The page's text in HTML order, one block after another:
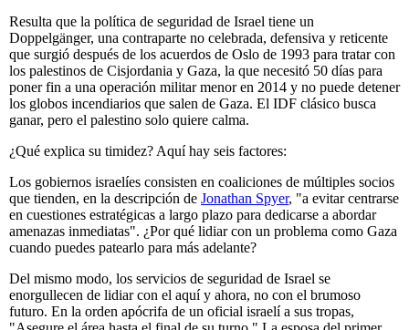
Resulta que la política de seguridad de Israel tiene un
Doppelgänger, una contraparte no celebrada, defensiva y reticente
que surgió después de los acuerdos de Oslo de 1993 para tratar con
los palestinos de Cisjordania y Gaza, la que necesitó 50 días para
poner fin a una operación militar menor en 2014 y no puede detener
los globos incendiarios que salen de Gaza. El IDF clásico busca
ganar, pero el palestino solo quiere calma.
¿Qué explica su timidez? Aquí hay seis factores:
Los gobiernos israelíes consisten en coaliciones de múltiples socios
que tienden, en la descripción de Jonathan Spyer, "a evitar centrarse
en cuestiones estratégicas a largo plazo para dedicarse a abordar
amenazas inmediatas". ¿Por qué lidiar con un problema como Gaza
cuando puedes patearlo para más adelante?
Del mismo modo, los servicios de seguridad de Israel se
enorgullecen de lidiar con el aquí y ahora, no con el brumoso
futuro. En la orden apócrifa de un oficial israelí a sus tropas,